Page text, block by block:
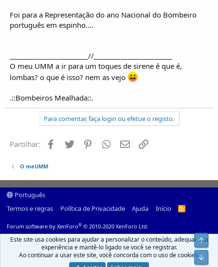
Foi para a Representação do ano Nacional do Bombeiro
português em espinho....
_______________________//_______________________
O meu UMM a ir para um toques de sirene é que é,
lombas? o que é isso? nem as vejo
.::Bombeiros Mealhada::.
Para comentar, faça login ou efetue o registo.
Partilhar: Facebook
Twitter PinterestWhatsapp
Email
O meUMM
Português
Termos e regras
Política de Privacidade Ajuda Início
R
Forum software by XenForo® © 2010-2020 XenForo Ltd.
Este site usa cookies para ajudar a personalizar o conteúdo, adequar sua
experiência e mantê-lo ligado se você se registrar.
Ao continuar a usar este site, você concorda com o uso de cookies.
Top